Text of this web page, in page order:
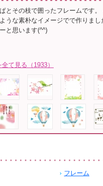
とその枝で囲ったフレームです
うな素朴なイメージでで作りま
と思います(^^)
て見る（1933）
フレーム